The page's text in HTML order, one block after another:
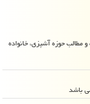
مطالب حوزه آشپزی، خانواده